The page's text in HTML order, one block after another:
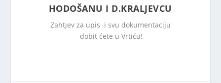
HODOŠANU I D.KRALJEVCU
Zahtjev za upis i svu dokumentaciju
dobit ćete u Vrtiću!